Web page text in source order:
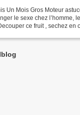
Un Mois Gros Moteur
le sexe chez l’homme,
ce fruit , sechez en